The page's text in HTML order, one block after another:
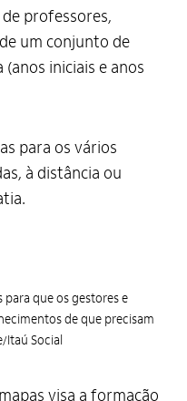
professores,
um conjunto de
iniciais e anos
para os vários
à distância ou
que os gestores e
de que precisam
Itaú Social
visa a formação